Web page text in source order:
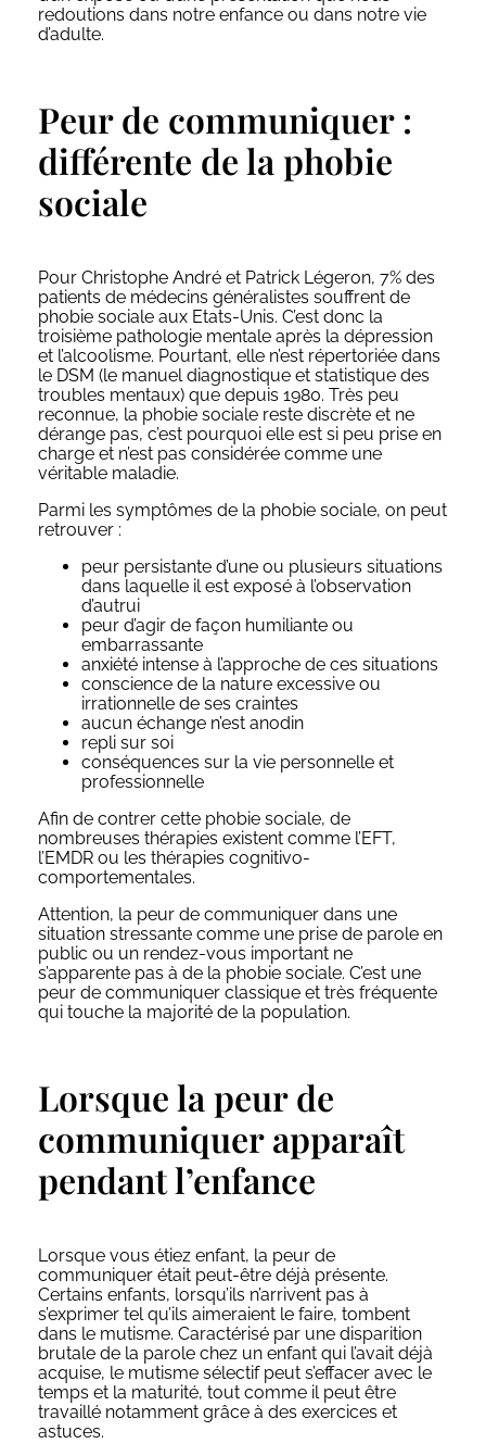
redoutions dans notre enfance ou dans notre vie
d’adulte.
Peur de communiquer :
différente de la phobie
sociale
Pour Christophe André et Patrick Légeron, 7% des
patients de médecins généralistes souffrent de
phobie sociale aux Etats-Unis. C’est donc la
troisième pathologie mentale après la dépression
et l’alcoolisme. Pourtant, elle n’est répertoriée dans
le DSM (le manuel diagnostique et statistique des
troubles mentaux) que depuis 1980. Très peu
reconnue, la phobie sociale reste discrète et ne
dérange pas, c’est pourquoi elle est si peu prise en
charge et n’est pas considérée comme une
véritable maladie.
Parmi les symptômes de la phobie sociale, on peut
retrouver :
peur persistante d’une ou plusieurs situations
dans laquelle il est exposé à l’observation
d’autrui
peur d’agir de façon humiliante ou
embarrassante
anxiété intense à l’approche de ces situations
conscience de la nature excessive ou
irrationnelle de ses craintes
aucun échange n’est anodin
repli sur soi
conséquences sur la vie personnelle et
professionnelle
Afin de contrer cette phobie sociale, de
nombreuses thérapies existent comme l’EFT,
l’EMDR ou les thérapies cognitivo-
comportementales.
Attention, la peur de communiquer dans une
situation stressante comme une prise de parole en
public ou un rendez-vous important ne
s’apparente pas à de la phobie sociale. C’est une
peur de communiquer classique et très fréquente
qui touche la majorité de la population.
Lorsque la peur de
communiquer apparaît
pendant l’enfance
Lorsque vous étiez enfant, la peur de
communiquer était peut-être déjà présente.
Certains enfants, lorsqu’ils n’arrivent pas à
s’exprimer tel qu’ils aimeraient le faire, tombent
dans le mutisme. Caractérisé par une disparition
brutale de la parole chez un enfant qui l’avait déjà
acquise, le mutisme sélectif peut s’effacer avec le
temps et la maturité, tout comme il peut être
travaillé notamment grâce à des exercices et
astuces.